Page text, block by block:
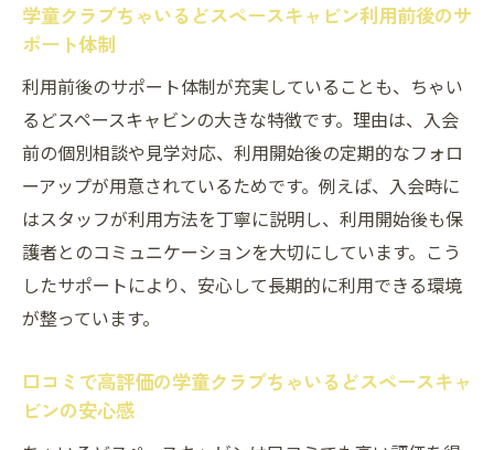
学童クラブちゃいるどスペースキャビン利用前後のサ
ポート体制
利用前後のサポート体制が充実していることも、ちゃい
るどスペースキャビンの大きな特徴です。理由は、入会
前の個別相談や見学対応、利用開始後の定期的なフォロ
ーアップが用意されているためです。例えば、入会時に
はスタッフが利用方法を丁寧に説明し、利用開始後も保
護者とのコミュニケーションを大切にしています。こう
したサポートにより、安心して長期的に利用できる環境
が整っています。
口コミで高評価の学童クラブちゃいるどスペースキャ
ビンの安心感